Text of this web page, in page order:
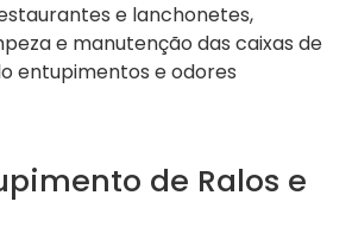
e lanchonetes,
e manutenção das caixas de
entupimentos e odores
de Ralos e